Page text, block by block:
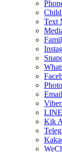
Text
Kik